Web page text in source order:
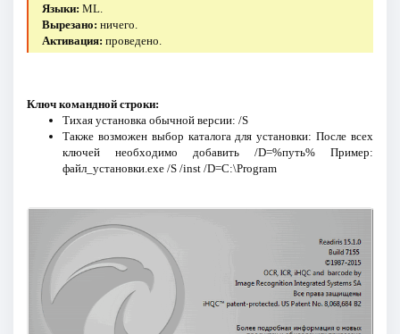
Языки: ML.
Вырезано: ничего.
Активация: проведено.
Ключ командной строки:
Тихая установка обычной версии: /S
Также возможен выбор каталога для установки: После всех
ключей необходимо добавить /D=%путь% Пример:
файл_установки.exe /S /inst /D=C:\Program